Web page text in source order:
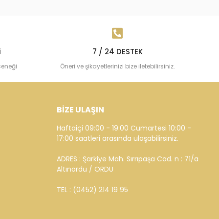
7 / 24 DESTEK
Öneri ve şikayetlerinizi bize iletebilirsiniz.
BİZE ULAŞIN
Haftaiçi 09:00 - 19:00 Cumartesi 10:00 -
17:00 saatleri arasında ulaşabilirsiniz.
ADRES : Şarkiye Mah. Sırrıpaşa Cad. n : 71/a
Altınordu / ORDU
TEL : (0452) 214 19 95